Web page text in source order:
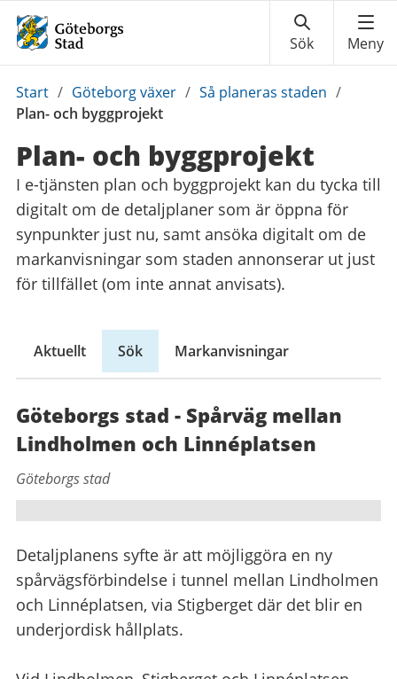
Du
är
Start / Göteborg växer / Så planeras staden /
Plan- och byggprojekt
Plan- och byggprojekt
I e-tjänsten plan och byggprojekt kan du tycka till
digitalt om de detaljplaner som är öppna för
synpunkter just nu, samt ansöka digitalt om de
markanvisningar som staden annonserar ut just
för tillfället (om inte annat anvisats).
Aktuellt Sök Markanvisningar
Göteborgs stad - Spårväg mellan
Lindholmen och Linnéplatsen
Göteborgs stad
Detaljplanens syfte är att möjliggöra en ny
spårvägsförbindelse i tunnel mellan Lindholmen
och Linnéplatsen, via Stigberget där det blir en
underjordisk hållplats.